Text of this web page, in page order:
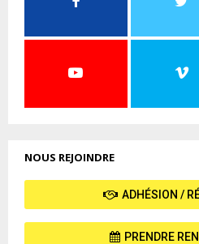
NOUS REJOINDRE
ADHÉSION /
PRENDRE